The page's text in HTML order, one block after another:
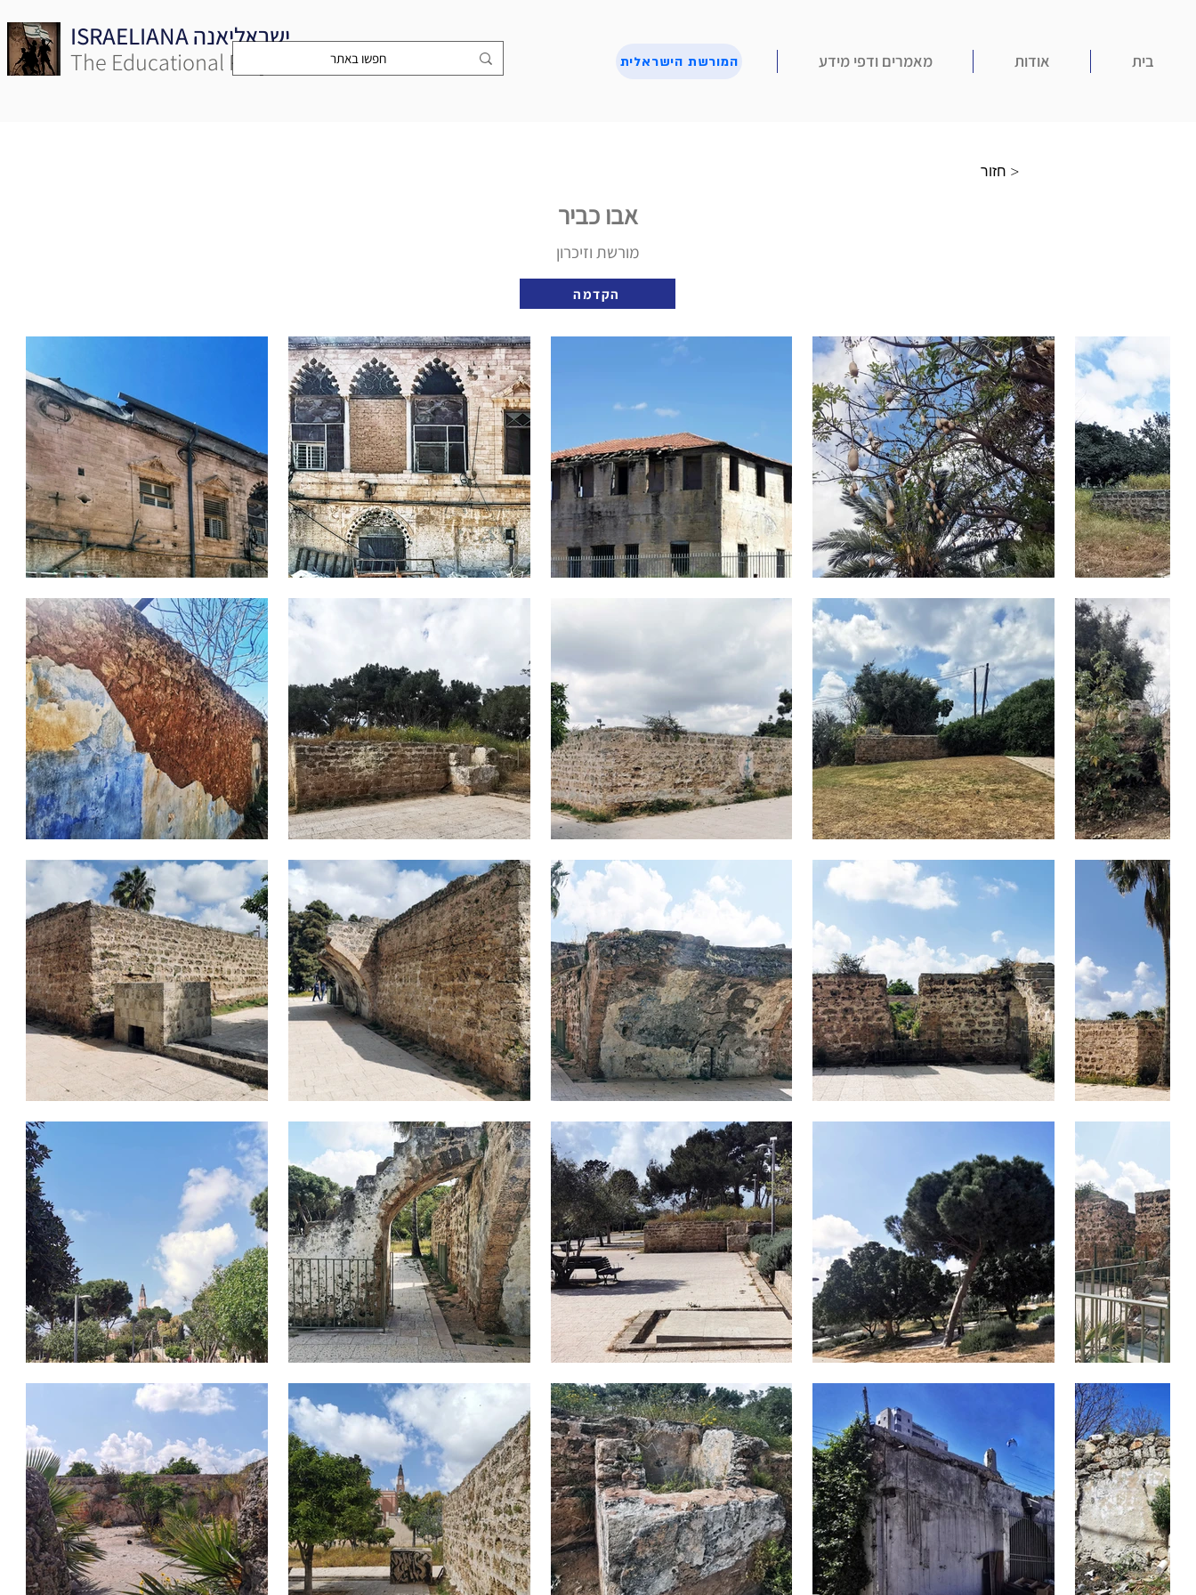
ISRAELIANA ישראליאנה
The Educational Project המורשת הישראלית בית אודות מאמרים ודפי מידע
חזור >
אבו כביר
מורשת וזיכרון
הקדמה